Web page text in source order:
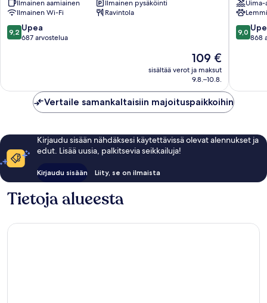
Restaurang
Are
Ilmainen aamiainen
Ilmainen pysäköinti
Ilmainen Wi-Fi
Ravintola
9.2
kautta
9,2 Upea
687 arvostelua
Hinta
on
109 €
109 €
sisältää verot ja maksut
9.8.–10.8.
AreUima-
9.0
kautta
9,0
868
Vertaile samankaltaisiin majoituspaikkoihin
Kirjaudu sisään nähdäksesi käytettävissä olevat alennukset ja
edut. Lisää uusia, palkitsevia seikkailuja!
Kirjaudu sisään Liity, se on ilmaista
Tietoja alueesta